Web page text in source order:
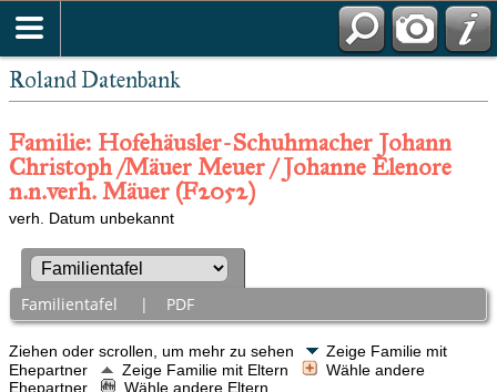
Roland Datenbank
Familie: Hofehäusler-Schuhmacher Johann
Christoph /Mäuer Meuer / Johanne Elenore
n.n.verh. Mäuer (F2052)
verh. Datum unbekannt
Familientafel | PDF
Ziehen oder scrollen, um mehr zu sehen
Zeige Familie mit
Ehepartner
Zeige Familie mit Eltern
Wähle andere
Ehepartner
Wähle andere Eltern